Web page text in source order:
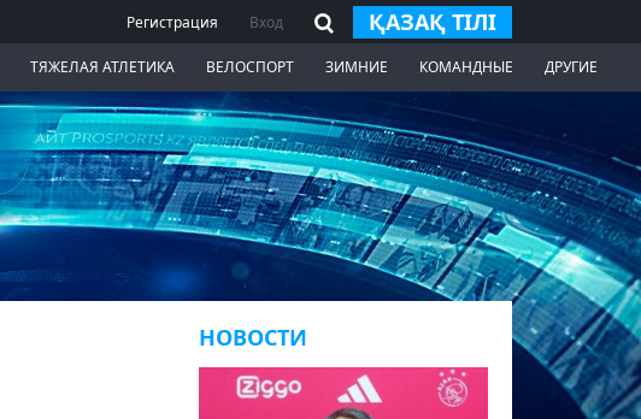
Регистрация Вход ҚАЗАҚ ТІЛІ
ТЯЖЕЛАЯ АТЛЕТИКА ВЕЛОСПОРТ ЗИМНИЕ КОМАНДНЫЕ ДРУГИЕ
НОВОСТИ